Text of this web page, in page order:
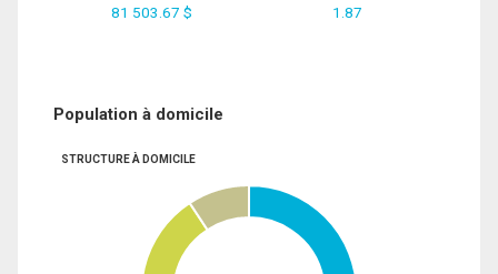
81 503.67 $ 1.87
Population à domicile
STRUCTURE À DOMICILE